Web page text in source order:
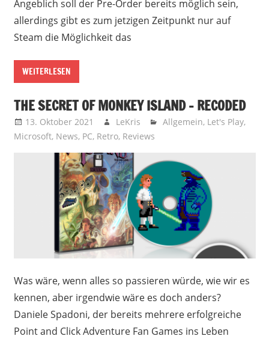
Angeblich soll der Pre-Order bereits möglich sein,
allerdings gibt es zum jetzigen Zeitpunkt nur auf
Steam die Möglichkeit das
WEITERLESEN
THE SECRET OF MONKEY ISLAND – RECODED
13. Oktober 2021 LeKris Allgemein, Let's Play,
Microsoft, News, PC, Retro, Reviews
Was wäre, wenn alles so passieren würde, wie wir es
kennen, aber irgendwie wäre es doch anders?
Daniele Spadoni, der bereits mehrere erfolgreiche
Point and Click Adventure Fan Games ins Leben